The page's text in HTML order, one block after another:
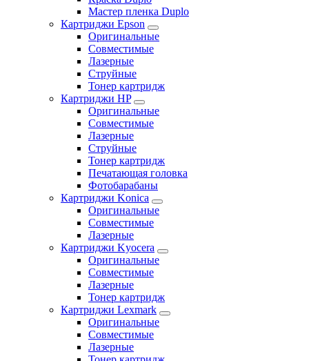
Мастер пленка Duplo
Картриджи Epson
Оригинальные
Совместимые
Лазерные
Струйные
Тонер картридж
Картриджи HP
Оригинальные
Совместимые
Лазерные
Струйные
Тонер картридж
Печатающая головка
Фотобарабаны
Картриджи Konica
Оригинальные
Совместимые
Лазерные
Картриджи Kyocera
Оригинальные
Совместимые
Лазерные
Тонер картридж
Картриджи Lexmark
Оригинальные
Совместимые
Лазерные